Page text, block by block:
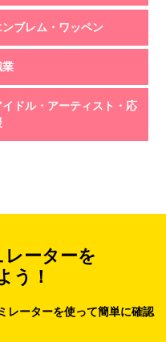
ンブレム・ワッペン
業
イドル・アーティスト・応
ーターを
う！
レーターを使って簡単に確認